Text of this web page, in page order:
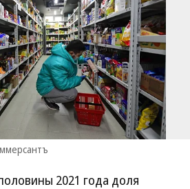
2021 года доля